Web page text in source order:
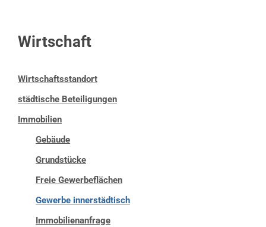
Wirtschaft
Wirtschaftsstandort
städtische Beteiligungen
Immobilien
Gebäude
Grundstücke
Freie Gewerbeflächen
Gewerbe innerstädtisch
Immobilienanfrage